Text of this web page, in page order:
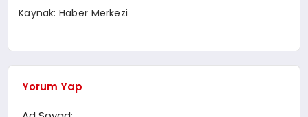
Kaynak: Haber Merkezi
Yorum Yap